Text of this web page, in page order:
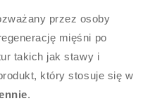
przez osoby
mięśni po
takich jak stawy i
który stosuje się w
.